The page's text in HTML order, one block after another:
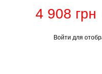
4 908 грн
Войти для